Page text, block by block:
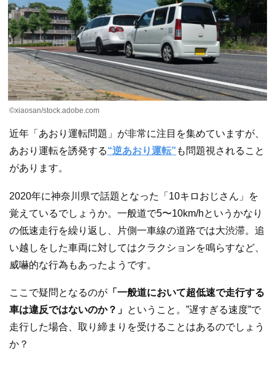
©️xiaosan/stock.adobe.com
近年「あおり運転問題」が非常に注目を集めていますが、
あおり運転を誘発する“逆あおり運転” も問題視されること
があります。
2020年に神奈川県で話題となった「10キロおじさん」を
覚えているでしょうか。一般道で5〜10km/hというかなり
の低速走行を繰り返し、片側一車線の道路では大渋滞。追
い越しをした車両に対してはクラクションを鳴らすなど、
威嚇的な行為もあったようです。
ここで疑問となるのが 「一般道において超低速で走行する
車は違反ではないのか？」 ということ。”遅すぎる速度”で
走行した場合、取り締まりを受けることはあるのでしょう
か？